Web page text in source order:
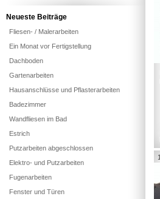
Neueste Beiträge
Fliesen- / Malerarbeiten
Ein Monat vor Fertigstellung
Dachboden
Gartenarbeiten
Hausanschlüsse und Pflasterarbeiten
Badezimmer
Wandfliesen im Bad
Estrich
Putzarbeiten abgeschlossen
Elektro- und Putzarbeiten
Fugenarbeiten
Fenster und Türen